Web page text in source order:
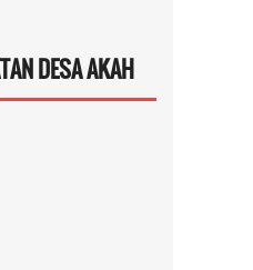
DESA AKAH